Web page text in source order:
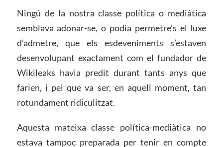
Ningú de la nostra classe política o mediàtica
semblava adonar-se, o podia permetre’s el luxe
d’admetre, que els esdeveniments s’estaven
desenvolupant exactament com el fundador de
Wikileaks havia predit durant tants anys que
farien, i pel que va ser, en aquell moment, tan
rotundament ridiculitzat.
Aquesta mateixa classe política-mediàtica no
estava tampoc preparada per tenir en compte